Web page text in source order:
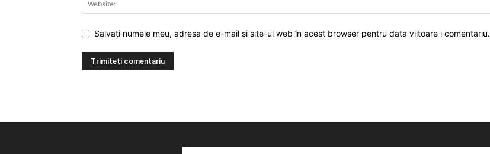
Salvați numele meu, adresa de e-mail și site-ul web în acest browser pentru data viitoare i comentariu.